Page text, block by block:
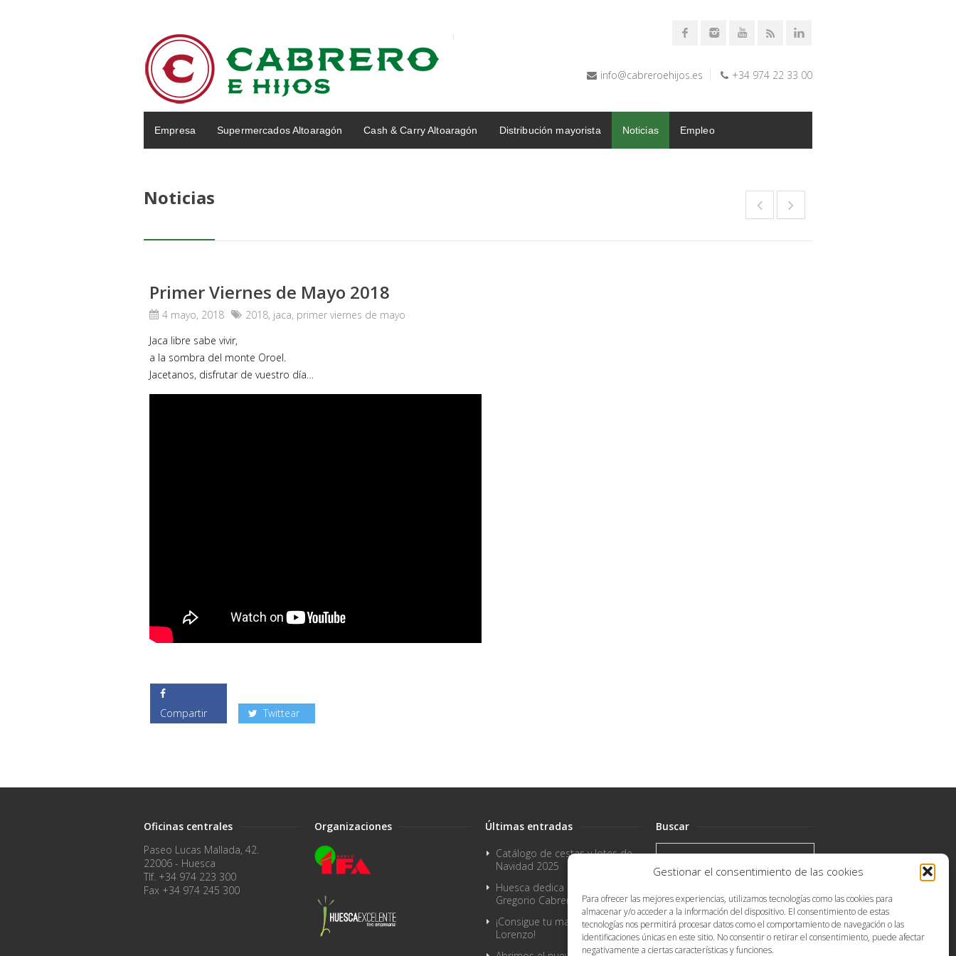
Gestionar el consentimiento de las cookies
Para ofrecer las mejores experiencias, utilizamos tecnologías como las cookies para
almacenar y/o acceder a la información del dispositivo. El consentimiento de estas
tecnologías nos permitirá procesar datos como el comportamiento de navegación o las
identificaciones únicas en este sitio. No consentir o retirar el consentimiento, puede afectar
negativamente a ciertas características y funciones.
info@cabreroehijos.es +34 974 22 33 00
Empresa Supermercados Altoaragón Cash & Carry Altoaragón Distribución mayorista Noticias Empleo
Noticias
Primer Viernes de Mayo 2018
4 mayo, 2018 2018, jaca, primer viernes de mayo
Jaca libre sabe vivir,
a la sombra del monte Oroel.
Jacetanos, disfrutar de vuestro día…
Compartir Twittear
Oficinas centrales
Paseo Lucas Mallada, 42.
22006 - Huesca
Tlf. +34 974 223 300
Fax +34 974 245 300
Organizaciones
Últimas entradas
Catálogo de cestas y lotes de
Navidad 2025
Huesca dedica una avenida a
Gregorio Cabrero
¡Consigue tu mascarilla de San
Lorenzo!
Buscar